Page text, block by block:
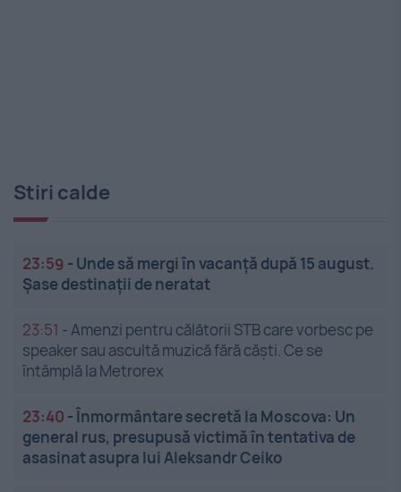
Stiri calde
23:59 - Unde să mergi în vacanță după 15 august.
Șase destinații de neratat
23:51 -Amenzi pentru călătorii STB care vorbesc pe
speaker sau ascultă muzică fără căști. Ce se
întâmplă la Metrorex
23:40 -Înmormântare secretă la Moscova: Un
general rus, presupusă victimă în tentativa de
asasinat asupra lui Aleksandr Ceiko